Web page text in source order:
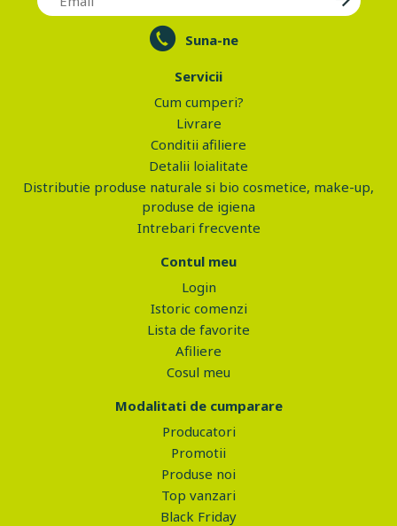
Suna-ne
Servicii
Cum cumperi?
Livrare
Conditii afiliere
Detalii loialitate
Distributie produse naturale si bio cosmetice, make-up,
produse de igiena
Intrebari frecvente
Contul meu
Login
Istoric comenzi
Lista de favorite
Afiliere
Cosul meu
Modalitati de cumparare
Producatori
Promotii
Produse noi
Top vanzari
Black Friday